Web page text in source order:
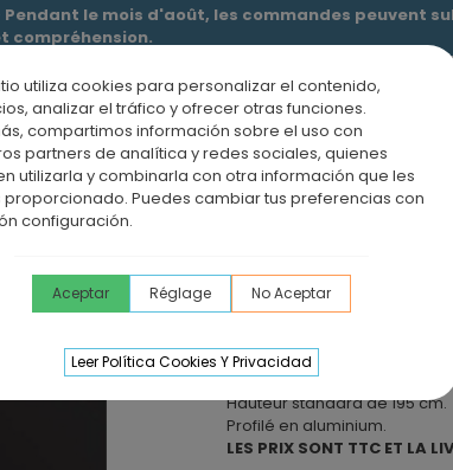
utiliza cookies para personalizar el contenido,
analizar el tráfico y ofrecer otras funciones.
compartimos información sobre el uso con
partners de analítica y redes sociales, quienes
utilizarla y combinarla con otra información que les
proporcionado. Puedes cambiar tus preferencias con
configuración.
Aceptar Réglage No Aceptar
Leer Política Cookies Y Privacidad
Pendant le mois d'août, les commandes peuvent
compréhension.
DE DOUCHE MEUBLES SALLE DE BAIN
DE BAIN PANNEAUX MURAUX
OFFRE PAROI +
DE CUISINE BLOG
Paroi de douche pivotante avec 2 portes SLIM
PAROI DE
Verres de 6 mm d'épaisseur.
Hauteur standard de 195 cm.
Profilé en aluminium.
LES PRIX SONT TTC ET LA